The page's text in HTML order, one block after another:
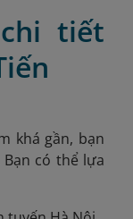
tiết
khá gần, bạn
có thể lựa